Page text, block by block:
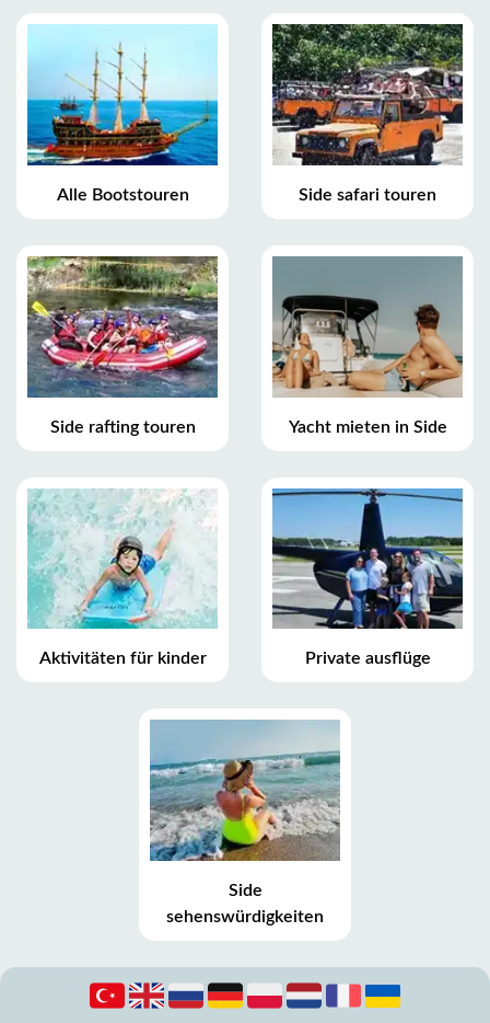
Alle Bootstouren Side safari touren
Side rafting touren Yacht mieten in Side
Aktivitäten für kinder Private ausflüge
Side
sehenswürdigkeiten